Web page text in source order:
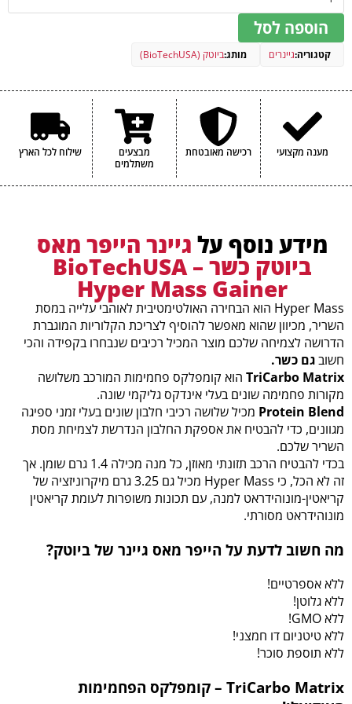
מלח
תכולת קריאטין
מנה אחת (65 גרם)
הוספה לסל
קטגוריה:גיינרים מותג:ביוטק (BioTechUSA)
מענה מקצועי רכישה מאובטחת
מבצעים
משתלמים
שילוח לכל הארץ
מידע נוסף על גיינר הייפר מאס
ביוטק כשר – BioTechUSA
Hyper Mass Gainer
Hyper Mass הוא הבחירה האולטימטיבית לאוהבי עלייה במסת
השריר, מכיוון שהוא מאפשר להוסיף לצריכת הקלוריות המוגברת
הדרושה לצמיחה שלכם מוצר המכיל רכיבים שנבחרו בקפידה והכי
חשובגם כשר.
TriCarbo Matrix הוא קומפלקס פחמימות המורכב משלושה
מקורות פחמימה שונים בעלי אינדקס גליקמי שונה.
Protein Blend מכיל שלושה רכיבי חלבון שונים בעלי זמני ספיגה
מגוונים, כדי להבטיח את אספקת החלבון הנדרשת לצמיחת מסת
השריר שלכם.
בכדי להבטיח הרכב תזונתי מאוזן, כל מנה מכילה 1.4 גרם שומן. אך
זה לא הכל, כי Hyper Mass מכיל גם 3.25 גרם מיקרוניזציה של
קריאטין-מונוהידראט למנה, עם תכונות משופרות לעומת קריאטין
מונוהידראט מסורתי.
מה חשוב לדעת על הייפר מאס גיינר של ביוטק?
ללא אספרטיים!
ללא גלוטן!
ללא GMO!
ללא טיטניום דו חמצני!
ללא תוספת סוכר!
TriCarbo Matrix – קומפלקס הפחמימות